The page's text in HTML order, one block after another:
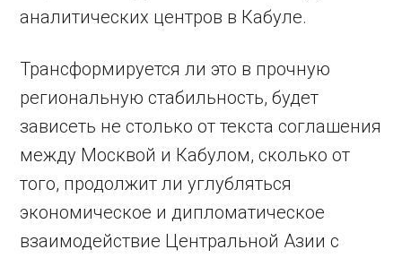
аналитических центров в Кабуле.
Трансформируется ли это в прочную
региональную стабильность, будет
зависеть не столько от текста соглашения
между Москвой и Кабулом, сколько от
того, продолжит ли углубляться
экономическое и дипломатическое
взаимодействие Центральной Азии с